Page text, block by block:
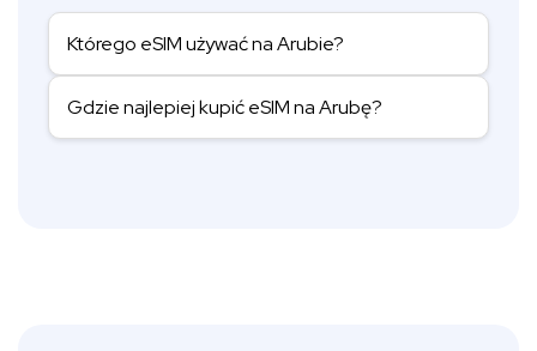
Którego eSIM używać na Arubie?
Gdzie najlepiej kupić eSIM na Arubę?